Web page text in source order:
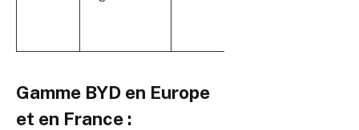
Gamme BYD en Europe
et en France :